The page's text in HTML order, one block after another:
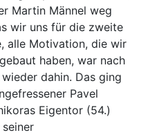
Martin Männel weg
wir uns für die zweite
alle Motivation, die wir
haben, war nach
dahin. Das ging
Pavel
Eigentor (54.)